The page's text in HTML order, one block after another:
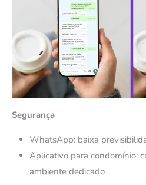
Segurança
WhatsApp: baixa
Aplicativo para condomínio:
ambiente dedicado